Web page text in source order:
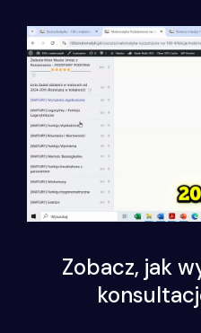
Zobacz, jak